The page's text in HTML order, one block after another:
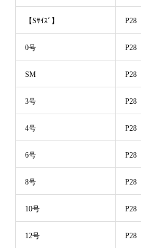
【Sｻｲｽﾞ】 P28
0号 P28
SM P28
3号 P28
4号 P28
6号 P28
8号 P28
10号 P28
12号 P28